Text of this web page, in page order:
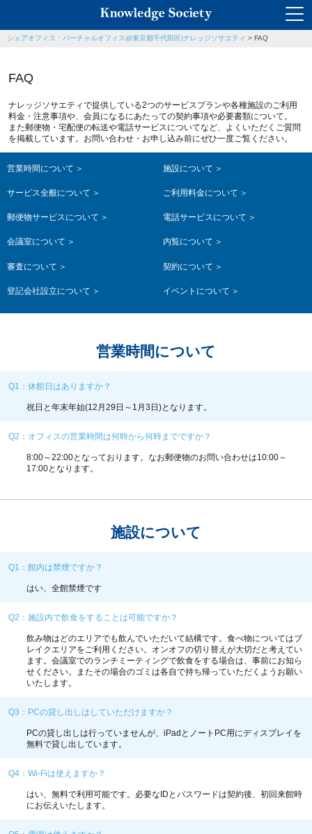
シェアオフィス・バーチャルオフィス@東京都千代田区|ナレッジソサエティ > FAQ
FAQ
ナレッジソサエティで提供している2つのサービスプランや各種施設のご利用
料金・注意事項や、会員になるにあたっての契約事項や必要書類について。
また郵便物・宅配便の転送や電話サービスについてなど、よくいただくご質問
を掲載しています。お問い合わせ・お申し込み前にぜひ一度ご覧ください。
営業時間について 施設について
サービス全般について ご利用料金について
郵便物サービスについて 電話サービスについて
会議室について 内覧について
審査について 契約について
登記会社設立について イベントについて
営業時間について
Q1：休館日はありますか？
祝日と年末年始(12月29日～1月3日)となります。
Q2：オフィスの営業時間は何時から何時までですか？
8:00～22:00となっております。なお郵便物のお問い合わせは10:00～
17:00となります。
施設について
Q1：館内は禁煙ですか？
はい、全館禁煙です
Q2：施設内で飲食をすることは可能ですか？
飲み物はどのエリアでも飲んでいただいて結構です。食べ物についてはブ
レイクエリアをご利用ください。オンオフの切り替えが大切だと考えてい
ます。会議室でのランチミーティングで飲食をする場合は、事前にお知ら
せください。またその場合のゴミは各自で持ち帰っていただくようお願い
いたします。
Q3：PCの貸し出しはしていただけますか？
PCの貸し出しは行っていませんが、iPadとノートPC用にディスプレイを
無料で貸し出しています。
Q4：Wi-Fiは使えますか？
はい、無料で利用可能です。必要なIDとパスワードは契約後、初回来館時
にお伝えいたします。